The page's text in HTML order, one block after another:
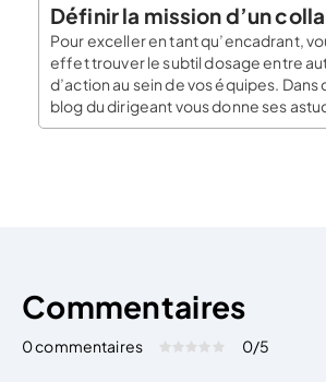
Définir la mission d’un
Pour exceller en tant qu’encadrant,
effet trouver le subtil dosage entre
d’action au sein de vos équipes.
blog du dirigeant vous donne ses
la définition d’une mission ; première
Commentaires
0 commentaires Évaluez cet article:
0/5